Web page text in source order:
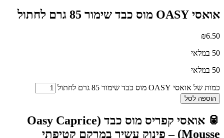
אואסי OASY מוס כבד שימור 85 גרם לחתול
₪6.50
50 במלאי
50 במלאי
כמות של אואסי OASY מוס כבד שימור 85 גרם לחתול
הוספה לסל
🥫 אואסי קפריס מוס כבד (Oasy Caprice
Mousse) – פינוק עשיר במרקם קטיפתי